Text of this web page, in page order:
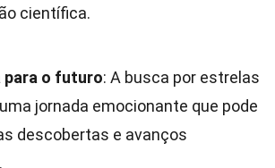
científica.
para o futuro: A busca por estrelas
jornada emocionante que pode
descobertas e avanços